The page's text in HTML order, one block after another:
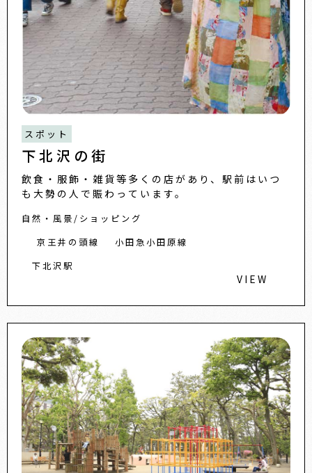
スポット
下北沢の街
飲食・服飾・雑貨等多くの店があり、駅前はいつ
も大勢の人で賑わっています。
自然・風景
ショッピング
京王井の頭線
小田急小田原線
下北沢駅
VIEW